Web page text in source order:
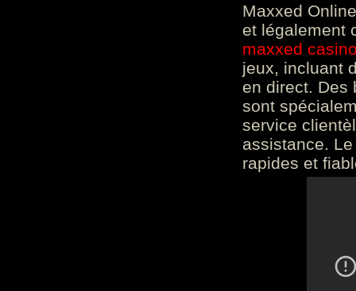
Maxxed
et légalement
maxxed
jeux, incluant
en direct. Des
sont
service
assistance.
rapides et